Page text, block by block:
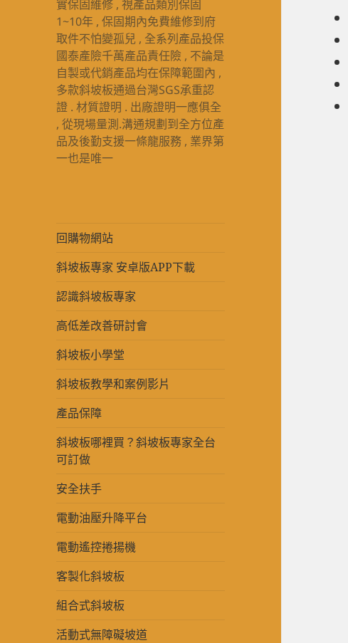
實保固維修 , 視產品類別保固
1~10年 , 保固期內免費維修到府
取件不怕變孤兒 , 全系列產品投保
國泰產險千萬產品責任險 , 不論是
自製或代銷產品均在保障範圍內 ,
多款斜坡板通過台灣SGS承重認
證 . 材質證明 . 出廠證明一應俱全
, 從現場量測.溝通規劃到全方位產
品及後勤支援一條龍服務 , 業界第
一也是唯一
回購物網站
斜坡板專家 安卓版APP下載
認識斜坡板專家
高低差改善研討會
斜坡板小學堂
斜坡板教學和案例影片
產品保障
斜坡板哪裡買？斜坡板專家全台
可訂做
安全扶手
電動油壓升降平台
電動遙控捲揚機
客製化斜坡板
組合式斜坡板
活動式無障礙坡道